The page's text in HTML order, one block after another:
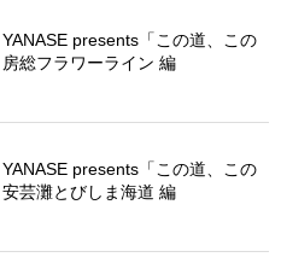
YANASE presents「この道、この
総フラワーライン 編
YANASE presents「この道、この
芸灘とびしま海道 編